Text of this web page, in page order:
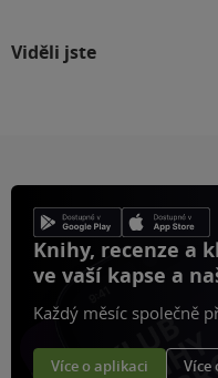
Viděli jste
Knihy, recenze a
ve vaší kapse a
Každý měsíc společně
Více o aplikaci Více